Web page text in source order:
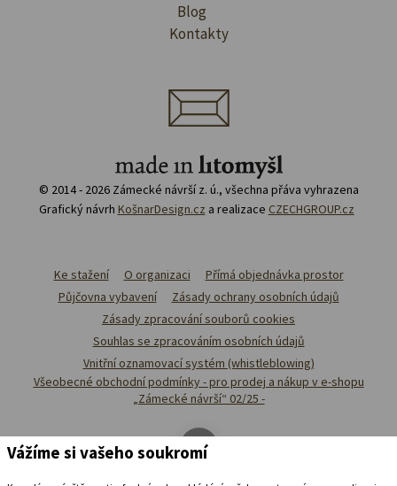
Blog
Kontakty
© 2014 - 2026 Zámecké návrší z. ú., všechna přáva vyhrazena
Grafický návrh KošnarDesign.cz a realizace CZECHGROUP.cz
Ke stažení O organizaci
Přímá objednávka prostor
Půjčovna vybavení
Zásady ochrany osobních údajů
Zásady zpracování souborů cookies
Souhlas se zpracováním osobních údajů
Vnitřní oznamovací systém (whistleblowing)
Všeobecné obchodní podmínky - pro prodej a nákup v e-shopu
„Zámecké návrší“ 02/25 -
Vážíme si vašeho soukromí